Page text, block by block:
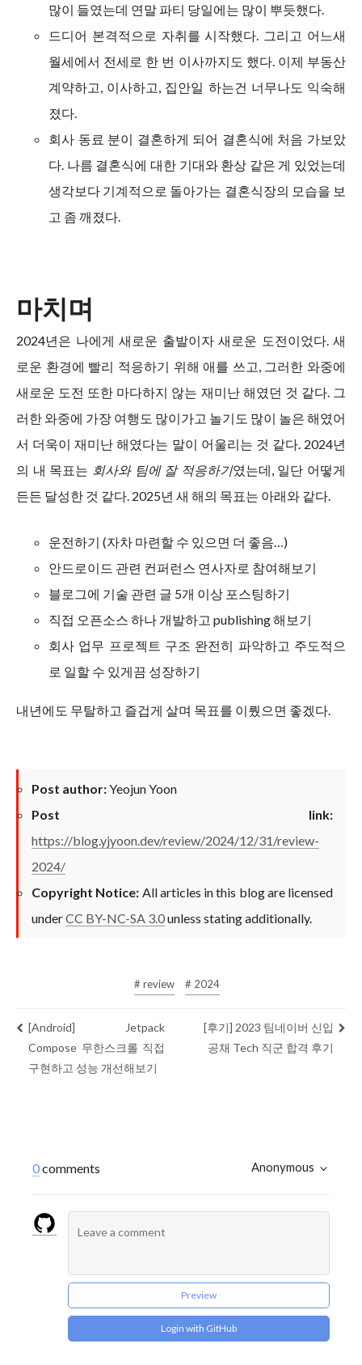
많이 들였는데 연말 파티 당일에는 많이 뿌듯했다.
드디어 본격적으로 자취를 시작했다. 그리고 어느새
월세에서 전세로 한 번 이사까지도 했다. 이제 부동산
계약하고, 이사하고, 집안일 하는건 너무나도 익숙해
졌다.
회사 동료 분이 결혼하게 되어 결혼식에 처음 가보았
다. 나름 결혼식에 대한 기대와 환상 같은 게 있었는데
생각보다 기계적으로 돌아가는 결혼식장의 모습을 보
고 좀 깨졌다.
마치며
2024년은 나에게 새로운 출발이자 새로운 도전이었다. 새
로운 환경에 빨리 적응하기 위해 애를 쓰고, 그러한 와중에
새로운 도전 또한 마다하지 않는 재미난 해였던 것 같다. 그
러한 와중에 가장 여행도 많이가고 놀기도 많이 놀은 해였어
서 더욱이 재미난 해였다는 말이 어울리는 것 같다. 2024년
의 내 목표는 회사와 팀에 잘 적응하기였는데, 일단 어떻게
든든 달성한 것 같다. 2025년 새 해의 목표는 아래와 같다.
운전하기 (자차 마련할 수 있으면 더 좋음…)
안드로이드 관련 컨퍼런스 연사자로 참여해보기
블로그에 기술 관련 글 5개 이상 포스팅하기
직접 오픈소스 하나 개발하고 publishing 해보기
회사 업무 프로젝트 구조 완전히 파악하고 주도적으
로 일할 수 있게끔 성장하기
내년에도 무탈하고 즐겁게 살며 목표를 이뤘으면 좋겠다.
Post author:Yeojun Yoon
Post link:
https://blog.yjyoon.dev/review/2024/12/31/review-
2024/
Copyright Notice: All articles in this blog are licensed
underCC BY-NC-SA 3.0unless stating additionally.
# review # 2024
[Android] Jetpack
Compose 무한스크롤 직접
구현하고 성능 개선해보기
[후기] 2023 팀네이버 신입
공채 Tech 직군 합격 후기
0comments Anonymous
Preview
Login with GitHub